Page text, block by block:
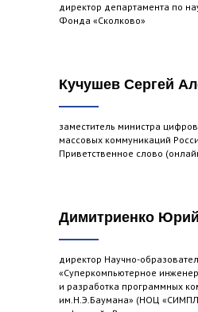
директор департамента по
Фонда «Сколково»
Кучушев Сергей
заместитель министра
массовых коммуникаций
Приветственное слово
Димитриенко
директор Научно-
«Суперкомпьютерное
и разработка программных
им.Н.Э.Баумана» (НОЦ